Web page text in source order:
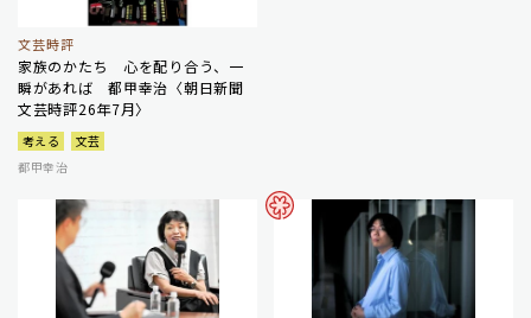
文芸時評
家族のかたち 心を配り合う、一
瞬があれば 都甲幸治〈朝日新聞
文芸時評26年7月〉
考える
文芸
都甲幸治